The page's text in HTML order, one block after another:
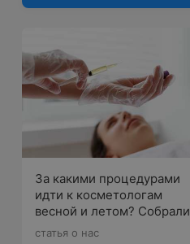
За какими процедурами
идти к косметологам
весной и летом? Собрали
предложения в разных
статья о нас